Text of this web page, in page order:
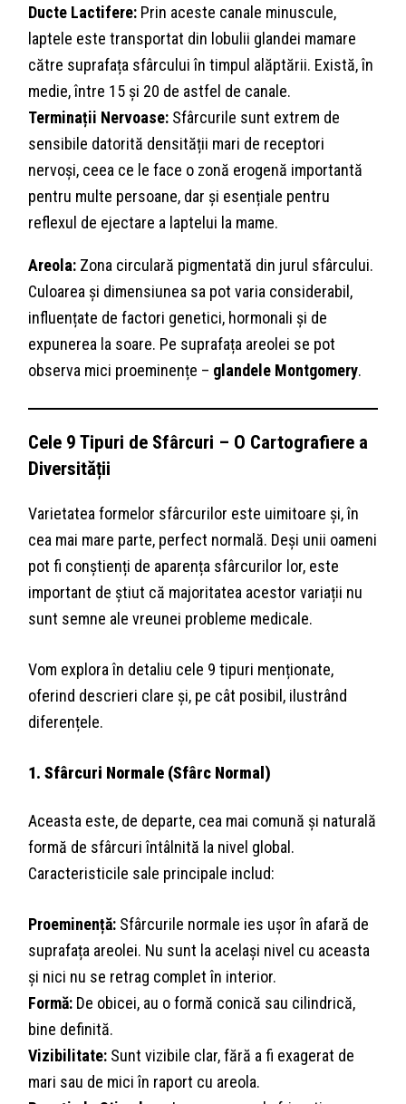
Ducte Lactifere: Prin aceste canale minuscule,
laptele este transportat din lobulii glandei mamare
către suprafața sfârcului în timpul alăptării. Există, în
medie, între 15 și 20 de astfel de canale.
Terminații Nervoase: Sfârcurile sunt extrem de
sensibile datorită densității mari de receptori
nervoși, ceea ce le face o zonă erogenă importantă
pentru multe persoane, dar și esențiale pentru
reflexul de ejectare a laptelui la mame.
Areola: Zona circulară pigmentată din jurul sfârcului.
Culoarea și dimensiunea sa pot varia considerabil,
influențate de factori genetici, hormonali și de
expunerea la soare. Pe suprafața areolei se pot
observa mici proeminențe – glandele Montgomery.
Cele 9 Tipuri de Sfârcuri – O Cartografiere a
Diversității
Varietatea formelor sfârcurilor este uimitoare și, în
cea mai mare parte, perfect normală. Deși unii oameni
pot fi conștienți de aparența sfârcurilor lor, este
important de știut că majoritatea acestor variații nu
sunt semne ale vreunei probleme medicale.
Vom explora în detaliu cele 9 tipuri menționate,
oferind descrieri clare și, pe cât posibil, ilustrând
diferențele.
1. Sfârcuri Normale (Sfârc Normal)
Aceasta este, de departe, cea mai comună și naturală
formă de sfârcuri întâlnită la nivel global.
Caracteristicile sale principale includ:
Proeminență: Sfârcurile normale ies ușor în afară de
suprafața areolei. Nu sunt la același nivel cu aceasta
și nici nu se retrag complet în interior.
Formă: De obicei, au o formă conică sau cilindrică,
bine definită.
Vizibilitate: Sunt vizibile clar, fără a fi exagerat de
mari sau de mici în raport cu areola.